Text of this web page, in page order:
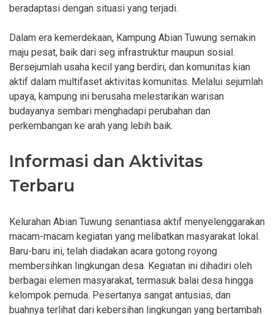
beradaptasi dengan situasi yang terjadi.
Dalam era kemerdekaan, Kampung Abian Tuwung semakin
maju pesat, baik dari seg infrastruktur maupun sosial.
Bersejumlah usaha kecil yang berdiri, dan komunitas kian
aktif dalam multifaset aktivitas komunitas. Melalui sejumlah
upaya, kampung ini berusaha melestarikan warisan
budayanya sembari menghadapi perubahan dan
perkembangan ke arah yang lebih baik.
Informasi dan Aktivitas
Terbaru
Kelurahan Abian Tuwung senantiasa aktif menyelenggarakan
macam-macam kegiatan yang melibatkan masyarakat lokal.
Baru-baru ini, telah diadakan acara gotong royong
membersihkan lingkungan desa. Kegiatan ini dihadiri oleh
berbagai elemen masyarakat, termasuk balai desa hingga
kelompok pemuda. Pesertanya sangat antusias, dan
buahnya terlihat dari kebersihan lingkungan yang bertambah